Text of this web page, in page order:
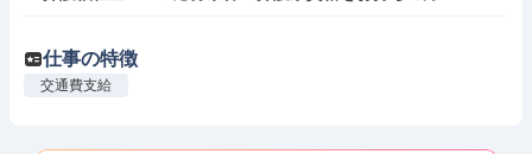
仕事の特徴
交通費支給